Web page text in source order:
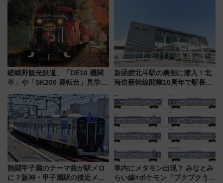
ート 夕朝食ビュッフェ付きで
快適な船旅はいかが？
嵯峨野観光鉄道、「DE10 機関
車」や「SK200 運転台」見学ツ
トの一環で激レア体験できちゃ
うかも 参加方法やスケジュール
をご紹介
新函館北斗駅の裏側に潜入！北
海道新幹線開業10周年で駅長
ト 参加方法や体験内容を紹介
熱闘甲子園のテーマ曲が駅メロ
に？阪神・甲子園駅の接近メロ
車内にメタモン出現？ みなとみ
らい線×ポケモン「ブクブクうみ